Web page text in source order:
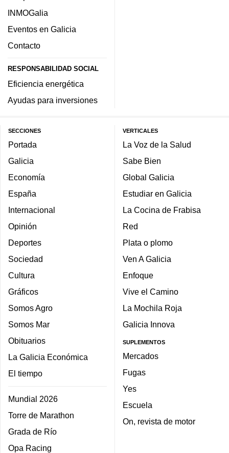
INMOGalia
Eventos en Galicia
Contacto
RESPONSABILIDAD SOCIAL
Eficiencia energética
Ayudas para inversiones
SECCIONES
Portada
Galicia
Economía
España
Internacional
Opinión
Deportes
Sociedad
Cultura
Gráficos
Somos Agro
Somos Mar
Obituarios
La Galicia Económica
El tiempo
Mundial 2026
Torre de Marathon
Grada de Río
Opa Racing
VERTICALES
La Voz de la Salud
Sabe Bien
Global Galicia
Estudiar en Galicia
La Cocina de Frabisa
Red
Plata o plomo
Ven A Galicia
Enfoque
Vive el Camino
La Mochila Roja
Galicia Innova
SUPLEMENTOS
Mercados
Fugas
Yes
Escuela
On, revista de motor